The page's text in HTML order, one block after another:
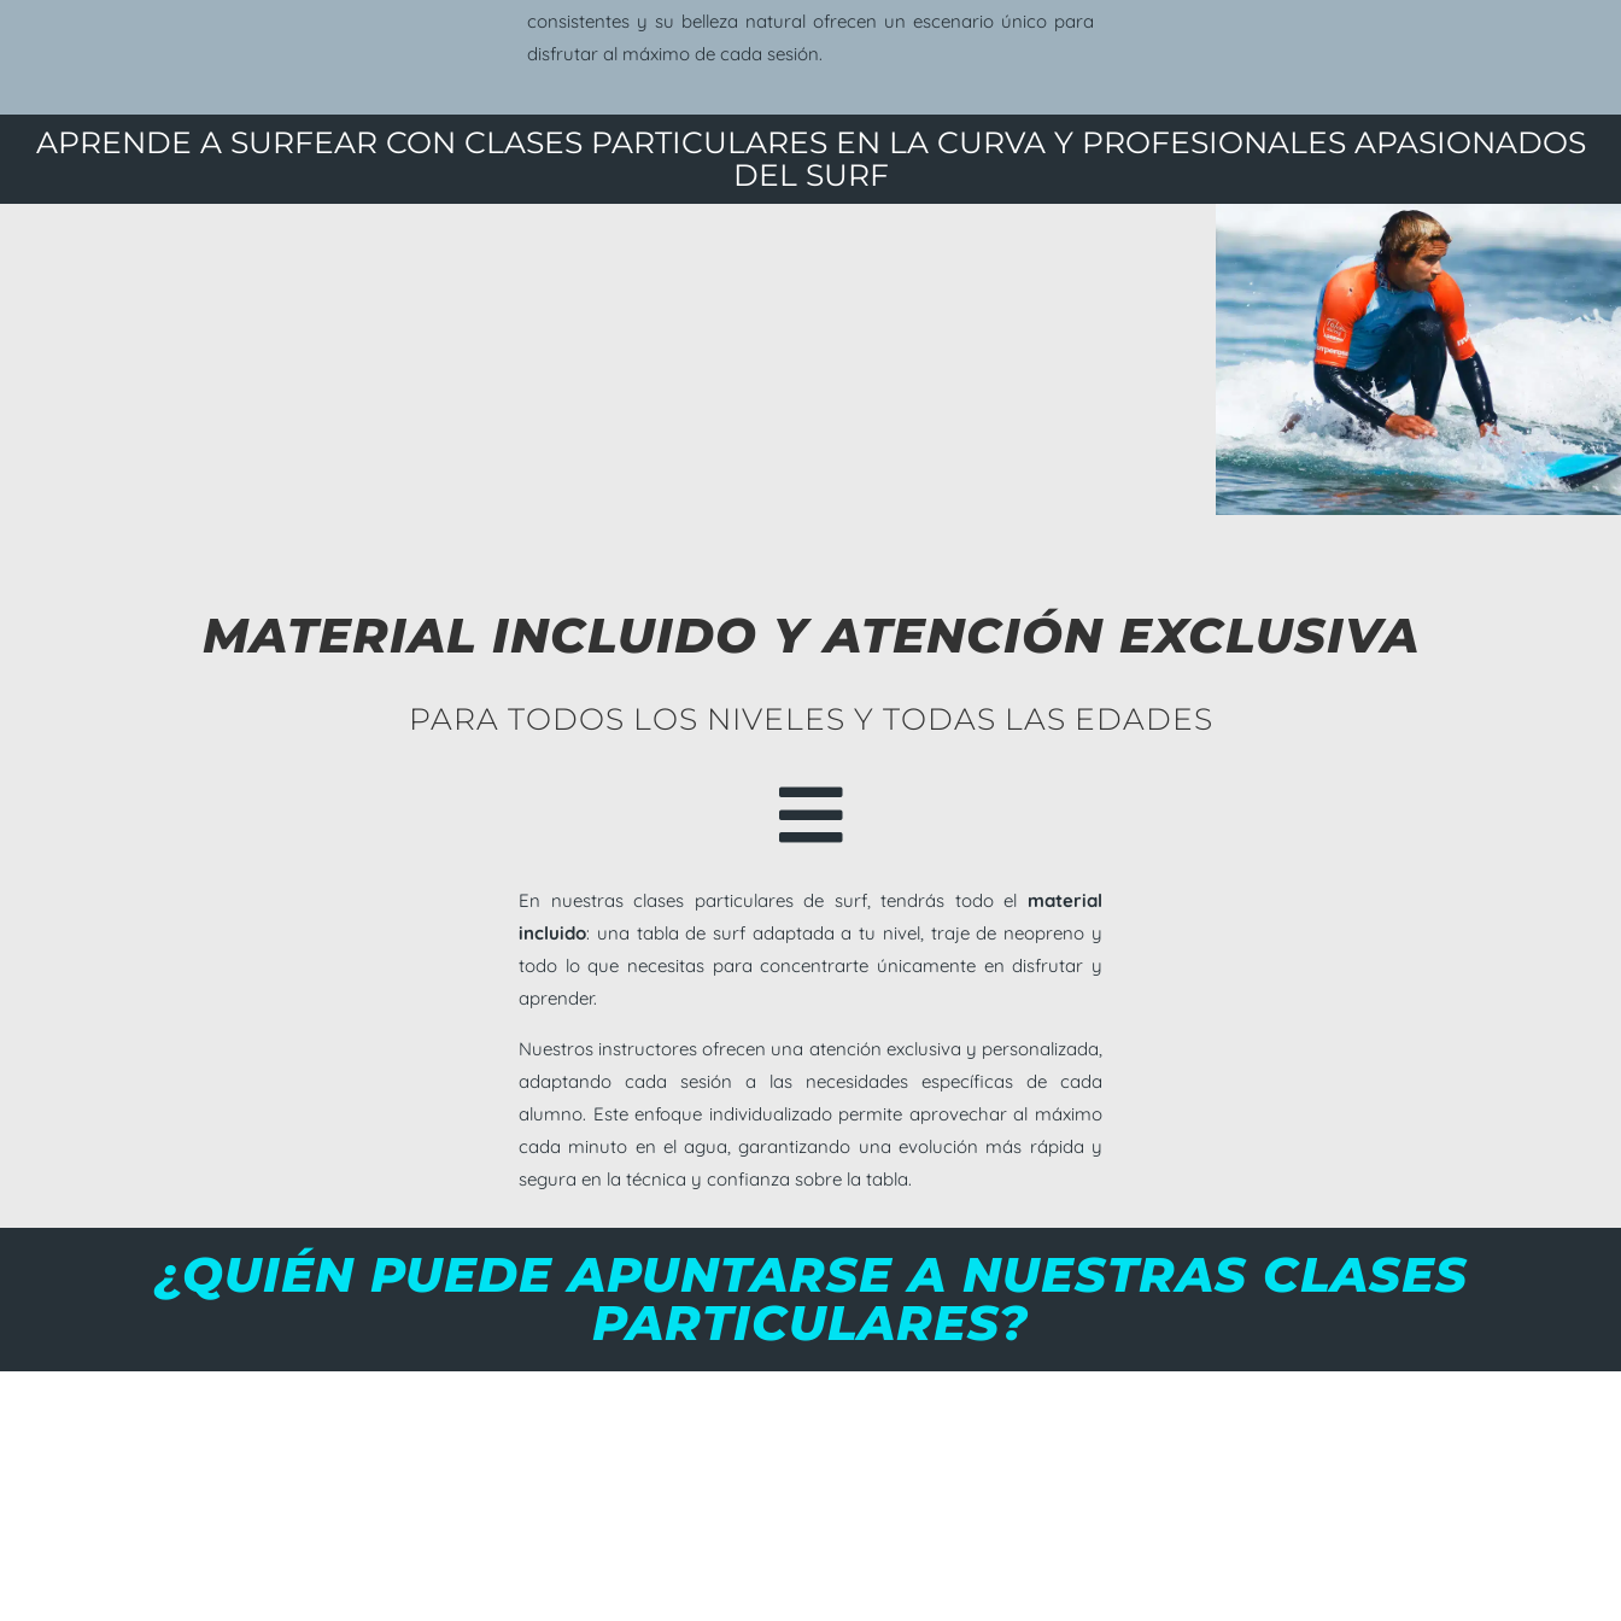
consistentes y su belleza natural ofrecen un escenario único para
disfrutar al máximo de cada sesión.
APRENDE A SURFEAR CON CLASES PARTICULARES EN LA CURVA Y PROFESIONALES APASIONADOS
DEL SURF
MATERIAL INCLUIDO Y ATENCIÓN EXCLUSIVA
PARA TODOS LOS NIVELES Y TODAS LAS EDADES

En nuestras clases particulares de surf, tendrás todo el material
incluido: una tabla de surf adaptada a tu nivel, traje de neopreno y
todo lo que necesitas para concentrarte únicamente en disfrutar y
aprender.
Nuestros instructores ofrecen una atención exclusiva y personalizada,
adaptando cada sesión a las necesidades específicas de cada
alumno. Este enfoque individualizado permite aprovechar al máximo
cada minuto en el agua, garantizando una evolución más rápida y
segura en la técnica y confianza sobre la tabla.
¿QUIÉN PUEDE APUNTARSE A NUESTRAS CLASES
PARTICULARES?